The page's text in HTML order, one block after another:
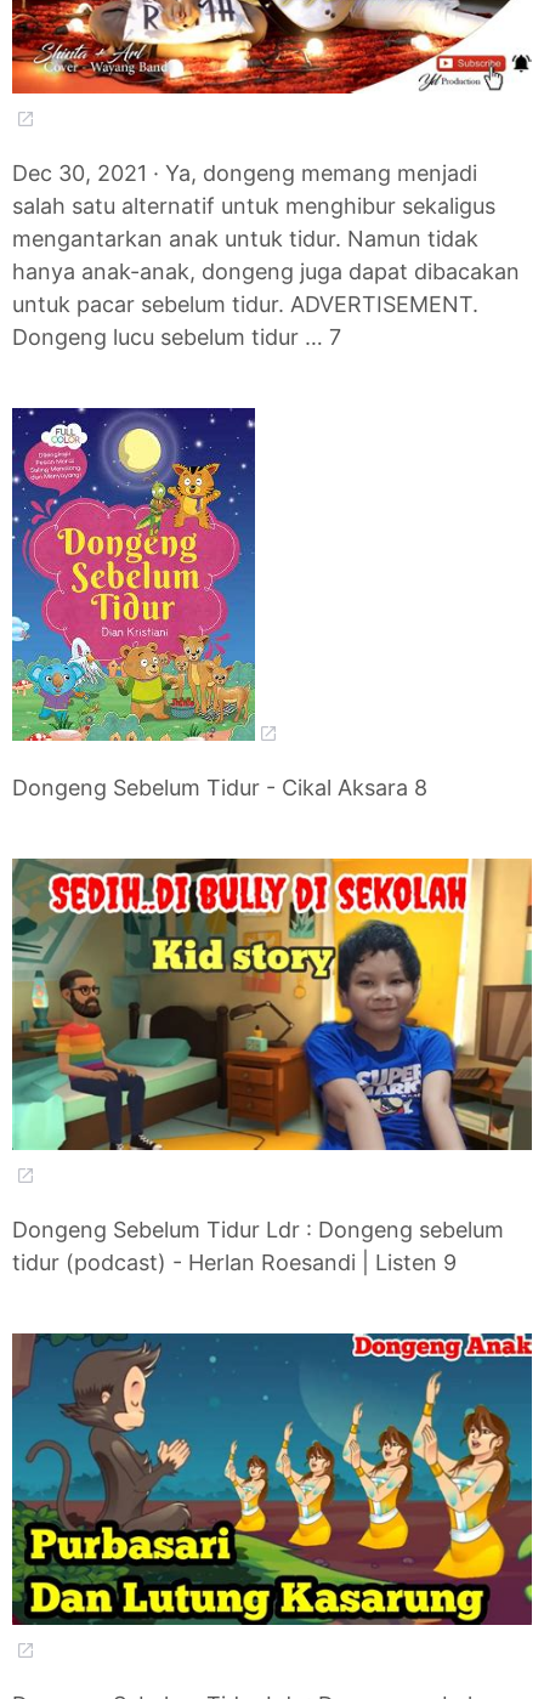
Dec 30, 2021 · Ya, dongeng memang menjadi
salah satu alternatif untuk menghibur sekaligus
mengantarkan anak untuk tidur. Namun tidak
hanya anak-anak, dongeng juga dapat dibacakan
untuk pacar sebelum tidur. ADVERTISEMENT.
Dongeng lucu sebelum tidur … 7
Dongeng Sebelum Tidur - Cikal Aksara 8
Dongeng Sebelum Tidur Ldr : Dongeng sebelum
tidur (podcast) - Herlan Roesandi | Listen 9